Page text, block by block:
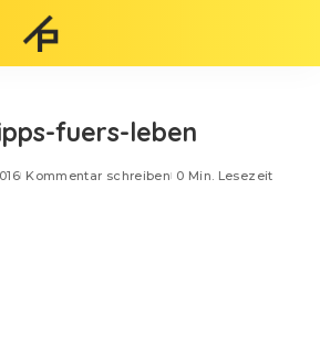
fuers-leben
Kommentar schreiben 0 Min. Lesezeit